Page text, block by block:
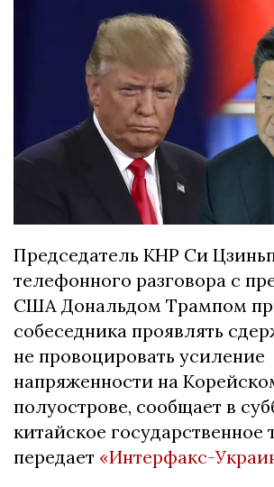
Председатель КНР Си
телефонного разговора с
США Дональдом Трампом
собеседника проявлять
не провоцировать усиление
напряженности на
полуострове, сообщает в
китайское государственное
передает «Интерфакс-